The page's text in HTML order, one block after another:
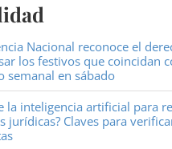
Nacional reconoce el
los festivos que coincidan
semanal en sábado
la inteligencia artificial para
jurídicas? Claves para